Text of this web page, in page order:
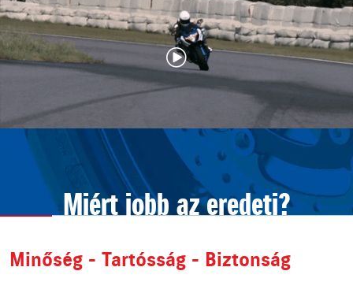
Miért jobb az eredeti?
Minőség - Tartósság - Biztonság